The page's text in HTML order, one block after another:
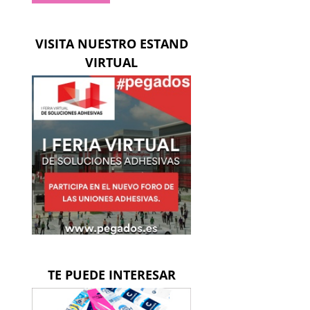
VISITA NUESTRO ESTAND
VIRTUAL
TE PUEDE INTERESAR